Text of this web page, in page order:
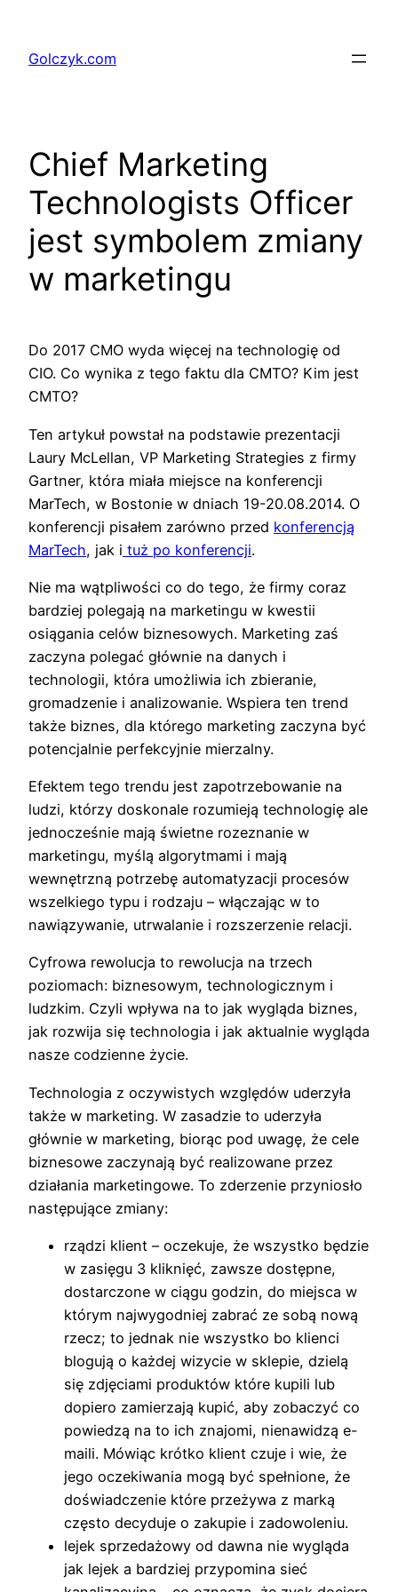
treściGolczyk.com
Chief Marketing
Technologists Officer
jest symbolem zmiany
w marketingu
Do 2017 CMO wyda więcej na technologię od
CIO. Co wynika z tego faktu dla CMTO? Kim jest
CMTO?
Ten artykuł powstał na podstawie prezentacji
Laury McLellan, VP Marketing Strategies z firmy
Gartner, która miała miejsce na konferencji
MarTech, w Bostonie w dniach 19-20.08.2014. O
konferencji pisałem zarówno przed konferencją
MarTech, jak i tuż po konferencji.
Nie ma wątpliwości co do tego, że firmy coraz
bardziej polegają na marketingu w kwestii
osiągania celów biznesowych. Marketing zaś
zaczyna polegać głównie na danych i
technologii, która umożliwia ich zbieranie,
gromadzenie i analizowanie. Wspiera ten trend
także biznes, dla którego marketing zaczyna być
potencjalnie perfekcyjnie mierzalny.
Efektem tego trendu jest zapotrzebowanie na
ludzi, którzy doskonale rozumieją technologię ale
jednocześnie mają świetne rozeznanie w
marketingu, myślą algorytmami i mają
wewnętrzną potrzebę automatyzacji procesów
wszelkiego typu i rodzaju – włączając w to
nawiązywanie, utrwalanie i rozszerzenie relacji.
Cyfrowa rewolucja to rewolucja na trzech
poziomach: biznesowym, technologicznym i
ludzkim. Czyli wpływa na to jak wygląda biznes,
jak rozwija się technologia i jak aktualnie wygląda
nasze codzienne życie.
Technologia z oczywistych względów uderzyła
także w marketing. W zasadzie to uderzyła
głównie w marketing, biorąc pod uwagę, że cele
biznesowe zaczynają być realizowane przez
działania marketingowe. To zderzenie przyniosło
następujące zmiany:
rządzi klient – oczekuje, że wszystko będzie
w zasięgu 3 kliknięć, zawsze dostępne,
dostarczone w ciągu godzin, do miejsca w
którym najwygodniej zabrać ze sobą nową
rzecz; to jednak nie wszystko bo klienci
blogują o każdej wizycie w sklepie, dzielą
się zdjęciami produktów które kupili lub
dopiero zamierzają kupić, aby zobaczyć co
powiedzą na to ich znajomi, nienawidzą e-
maili. Mówiąc krótko klient czuje i wie, że
jego oczekiwania mogą być spełnione, że
doświadczenie które przeżywa z marką
często decyduje o zakupie i zadowoleniu.
lejek sprzedażowy od dawna nie wygląda
jak lejek a bardziej przypomina sieć